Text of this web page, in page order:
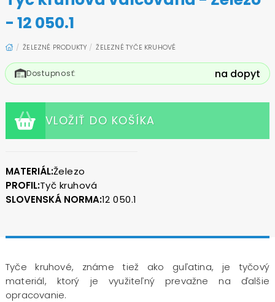
- 12 050.1
ŽELEZNÉ PRODUKTY ŽELEZNÉ TYČE KRUHOVÉ
Dostupnosť: na dopyt
VLOŽIŤ DO KOŠÍKA
MATERIÁL:Železo
PROFIL:Tyč kruhová
SLOVENSKÁ NORMA:12 050.1
Tyče kruhové, známe tiež ako guľatina, je tyčový
materiál, ktorý je využiteľný prevažne na ďalšie
opracovanie.